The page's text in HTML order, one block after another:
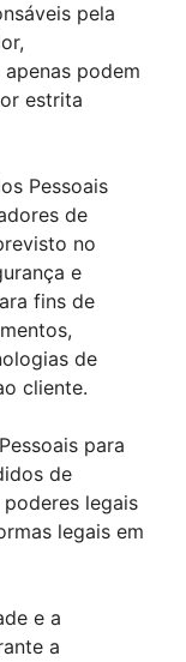
pela
podem
estrita
Pessoais
de
no
e
fins de
de
cliente.
para
de
legais
legais em
e a
a